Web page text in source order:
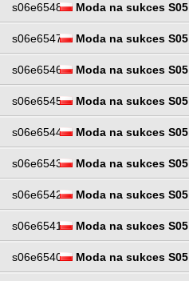
s06e6548 Moda na sukces S05
s06e6547 Moda na sukces S05
s06e6546 Moda na sukces S05
s06e6545 Moda na sukces S05
s06e6544 Moda na sukces S05
s06e6543 Moda na sukces S05
s06e6542 Moda na sukces S05
s06e6541 Moda na sukces S05
s06e6540 Moda na sukces S05